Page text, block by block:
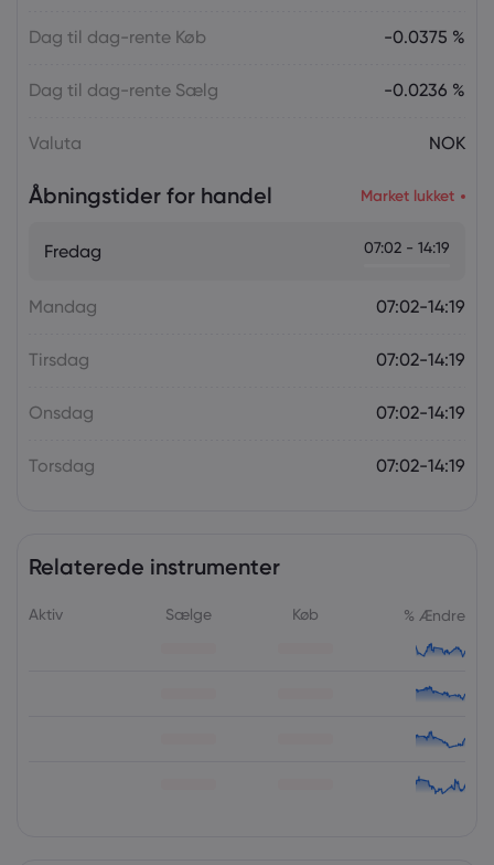
Dag til dag-rente Køb -0.0375 %
Dag til dag-rente Sælg -0.0236 %
Valuta NOK
Åbningstider for handel Market lukket
Fredag 07:02 - 14:19
Mandag 07:02-14:19
Tirsdag 07:02-14:19
Onsdag 07:02-14:19
Torsdag 07:02-14:19
Relaterede instrumenter
Aktiv Sælge Køb % Ændre